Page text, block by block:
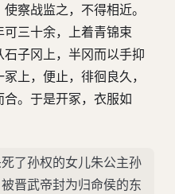
察战监之，不得相近。
三十余，上着青锦束
子冈上，半冈而以手抑
上，便止，徘徊良久，
。于是开冢，衣服如
了孙权的女儿朱公主孙
晋武帝封为归命侯的东